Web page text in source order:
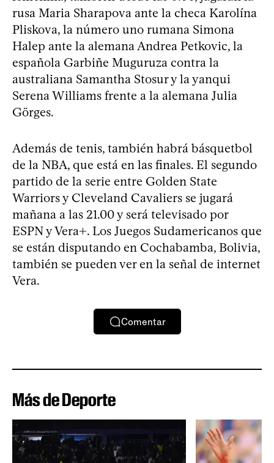
rusa Maria Sharapova ante la checa Karolína
Pliskova, la número uno rumana Simona
Halep ante la alemana Andrea Petkovic, la
española Garbiñe Muguruza contra la
australiana Samantha Stosur y la yanqui
Serena Williams frente a la alemana Julia
Görges.
Además de tenis, también habrá básquetbol
de la NBA, que está en las finales. El segundo
partido de la serie entre Golden State
Warriors y Cleveland Cavaliers se jugará
mañana a las 21.00 y será televisado por
ESPN y Vera+. Los Juegos Sudamericanos que
se están disputando en Cochabamba, Bolivia,
también se pueden ver en la señal de internet
Vera.
Comentar
Más de Deporte